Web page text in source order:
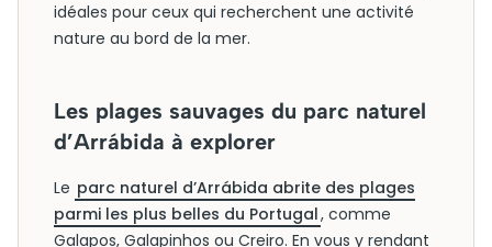
idéales pour ceux qui recherchent une activité
nature au bord de la mer.
Les plages sauvages du parc naturel
d’Arrábida à explorer
Le parc naturel d’Arrábida abrite des plages
parmi les plus belles du Portugal, comme
Galapos, Galapinhos ou Creiro. En vous y rendant